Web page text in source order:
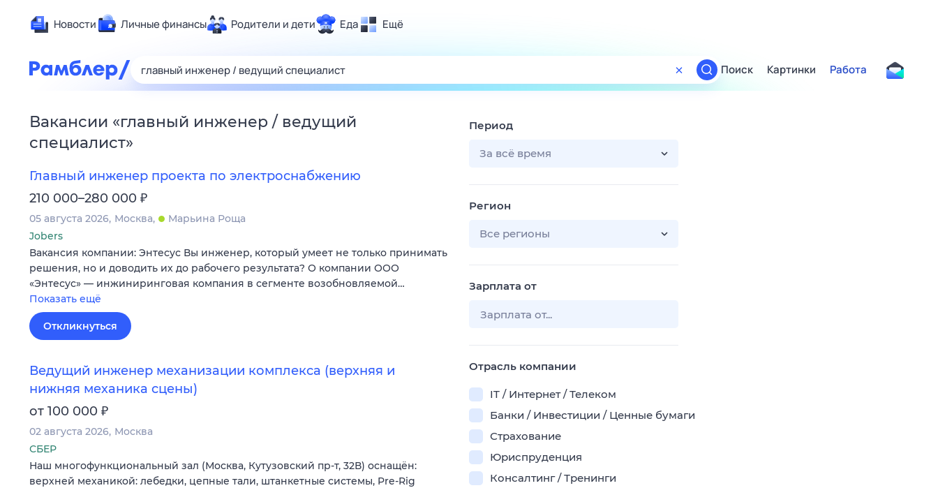
Новости Личные финансы Родители и дети Еда Ещё
Здоровье
Развлечения и отдых
Спорт
Авто
Гороскопы
Поиск
ТВ-программа
Поиск Картинки Работа
Вакансии «главный инженер / ведущий
специалист»
Главный инженер проекта по электроснабжению
210 000–280 000 ₽
05 августа 2026 Москва
Марьина Роща
Jobers
Вакансия компании: Энтесус Вы инженер, который умеет не только принимать
решения, но и доводить их до рабочего результата? О компании ООО
«Энтесус» — инжиниринговая компания в сегменте возобновляемой…
Показать ещё
Откликнуться
Ведущий инженер механизации комплекса (верхняя и
нижняя механика сцены)
от 100 000 ₽
02 августа 2026 Москва
СБЕР
Наш многофункциональный зал (Москва, Кутузовский пр-т, 32В) оснащён:
верхней механикой: лебедки, цепные тали, штанкетные системы, Pre-Rig
Период
За всё время
Регион
Все регионы
Зарплата от
Отрасль компании
IT / Интернет / Телеком
Банки / Инвестиции / Ценные бумаги
Страхование
Юриспруденция
Консалтинг / Тренинги